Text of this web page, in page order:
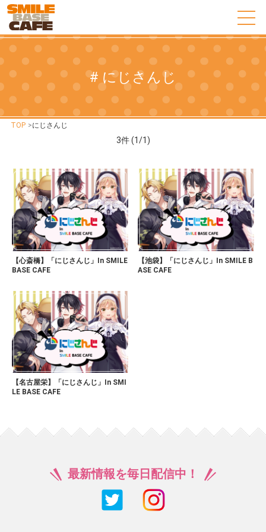
# にじさんじ
TOP >にじさんじ
3件 (1/1)
【心斎橋】「にじさんじ」In SMILE
BASE CAFE
【池袋】「にじさんじ」In SMILE B
ASE CAFE
【名古屋栄】「にじさんじ」In SMI
LE BASE CAFE
最新情報を毎日配信中！